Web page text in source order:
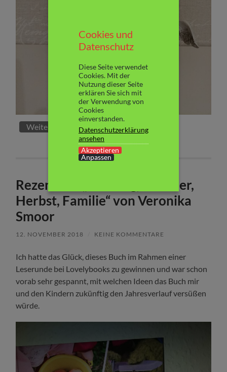
Weiterlesen
Rezension: „Frühling, Sommer,
Herbst, Familie“ von Veronika
Smoor
12. NOVEMBER 2018 KEINE KOMMENTARE
Ich hatte das Glück, dieses Buch im Rahmen einer
Leserunde bei Lovelybooks zu gewinnen und war schon
vorab sehr gespannt, mit welchen Ideen das Buch mir
und den Kindern zukünftig den Jahresverlauf versüßen
würde.
Cookies und
Datenschutz
Diese Seite verwendet
Cookies. Mit der
Nutzung dieser Seite
erklären Sie sich mit
der Verwendung von
Cookies
einverstanden.
Datenschutzerklärung
ansehen
Akzeptieren
Anpassen